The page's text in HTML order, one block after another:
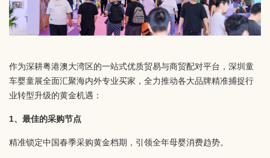
作为深耕粤港澳大湾区的一站式优质贸易与商贸配对平台，深圳童
车婴童展全面汇聚海内外专业买家，全力推动各大品牌精准捕捉行
业转型升级的黄金机遇：
1、最佳的采购节点
精准锁定中国春季采购黄金档期，引领全年母婴消费趋势。